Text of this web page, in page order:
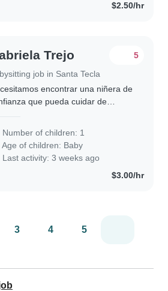
$2.50/hr
Trejo
job in Santa Tecla
5
encontrar una niñera de
que pueda cuidar de
algunas..
Number of children: 1
Age of children: Baby
Last activity: 3 weeks ago
$3.00/hr
3 4 5